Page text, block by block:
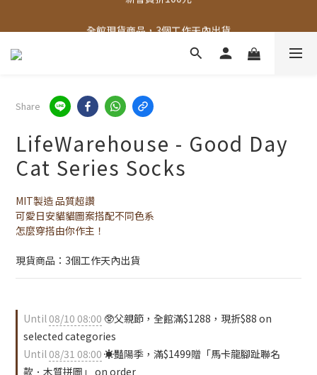
全館，滿888超取免運｜滿1500宅配免運
Share
LifeWarehouse - Good Day
Cat Series Socks
MIT製造 品質超讚
可愛日安貓貓圖案搭配不同色系
怎麼穿搭由你作主！
現貨商品：3個工作天內出貨
Until08/10 08:00 🥸父親節，全館滿$1288，現折$88 on
selected categories
Until08/31 08:00 ☀️豔陽季，滿$1499贈「馬卡龍腳趾聯名
款．木質拼圖」 on order